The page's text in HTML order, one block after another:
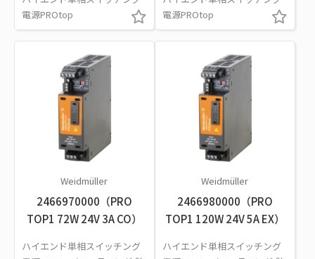
電源PROtop
電源PROtop
Weidmüller
2466970000（PRO
TOP1 72W 24V 3A CO）
ハイエンド単相スイッチング
Weidmüller
2466980000（PRO
TOP1 120W 24V 5A EX）
ハイエンド単相スイッチング